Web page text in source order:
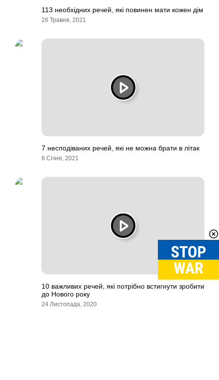
113 необхідних речей, які повинен мати кожен дім
26 Травня, 2021
7 несподіваних речей, які не можна брати в літак
6 Січня, 2021
10 важливих речей, які потрібно встигнути зробити
до Нового року
24 Листопада, 2020